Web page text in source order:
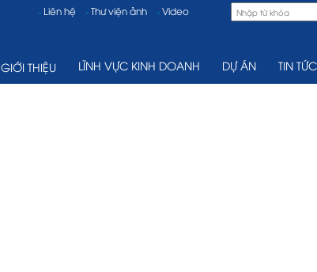
Liên hệ Thư viện ảnh Video
GIỚI THIỆU LĨNH VỰC KINH DOANH DỰ ÁN TIN